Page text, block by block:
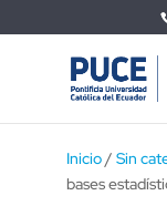
Inicio/ Sin
bases